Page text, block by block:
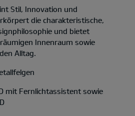
Stil, Innovation und
die charakteristische,
und bietet
Innenraum sowie
Alltag.
mit Fernlichtassistent sowie